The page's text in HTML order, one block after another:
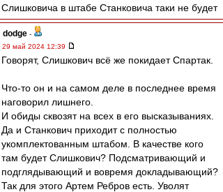
Слишковича в штабе Станковича таки не будет
dodge -
29 май 2024 12:39
Говорят, Слишкович всё же покидает Спартак.
Что-то он и на самом деле в последнее время
наговорил лишнего.
И обиды сквозят на всех в его высказываниях.
Да и Станкович приходит с полностью
укомплектованным штабом. В качестве кого
там будет Слишкович? Подсматривающий и
подглядывающий и вовремя докладывающий?
Так для этого Артем Ребров есть. Уволят